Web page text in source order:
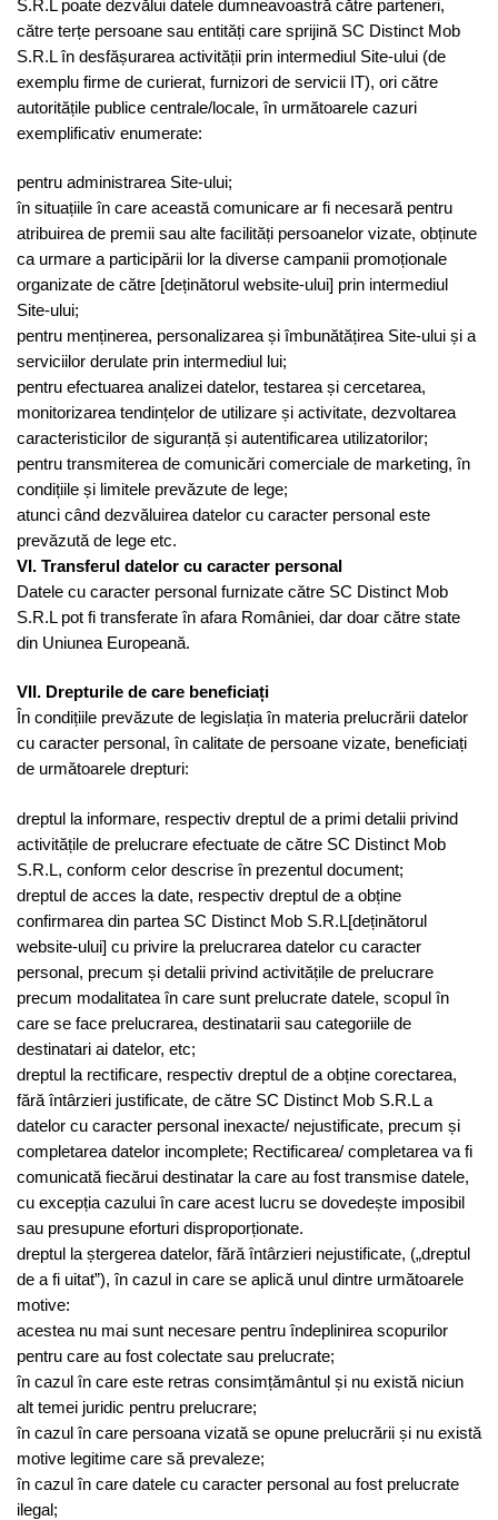
S.R.L poate dezvălui datele dumneavoastră către parteneri,
către terțe persoane sau entități care sprijină SC Distinct Mob
S.R.L în desfășurarea activității prin intermediul Site-ului (de
exemplu firme de curierat, furnizori de servicii IT), ori către
autoritățile publice centrale/locale, în următoarele cazuri
exemplificativ enumerate:
pentru administrarea Site-ului;
în situațiile în care această comunicare ar fi necesară pentru
atribuirea de premii sau alte facilități persoanelor vizate, obținute
ca urmare a participării lor la diverse campanii promoționale
organizate de către [deținătorul website-ului] prin intermediul
Site-ului;
pentru menținerea, personalizarea și îmbunătățirea Site-ului și a
serviciilor derulate prin intermediul lui;
pentru efectuarea analizei datelor, testarea și cercetarea,
monitorizarea tendințelor de utilizare și activitate, dezvoltarea
caracteristicilor de siguranță și autentificarea utilizatorilor;
pentru transmiterea de comunicări comerciale de marketing, în
condițiile și limitele prevăzute de lege;
atunci când dezvăluirea datelor cu caracter personal este
prevăzută de lege etc.
VI. Transferul datelor cu caracter personal
Datele cu caracter personal furnizate către SC Distinct Mob
S.R.L pot fi transferate în afara României, dar doar către state
din Uniunea Europeană.
VII. Drepturile de care beneficiați
În condițiile prevăzute de legislația în materia prelucrării datelor
cu caracter personal, în calitate de persoane vizate, beneficiați
de următoarele drepturi:
dreptul la informare, respectiv dreptul de a primi detalii privind
activitățile de prelucrare efectuate de către SC Distinct Mob
S.R.L, conform celor descrise în prezentul document;
dreptul de acces la date, respectiv dreptul de a obține
confirmarea din partea SC Distinct Mob S.R.L[deținătorul
website-ului] cu privire la prelucrarea datelor cu caracter
personal, precum și detalii privind activitățile de prelucrare
precum modalitatea în care sunt prelucrate datele, scopul în
care se face prelucrarea, destinatarii sau categoriile de
destinatari ai datelor, etc;
dreptul la rectificare, respectiv dreptul de a obține corectarea,
fără întârzieri justificate, de către SC Distinct Mob S.R.L a
datelor cu caracter personal inexacte/ nejustificate, precum și
completarea datelor incomplete; Rectificarea/ completarea va fi
comunicată fiecărui destinatar la care au fost transmise datele,
cu excepția cazului în care acest lucru se dovedește imposibil
sau presupune eforturi disproporționate.
dreptul la ștergerea datelor, fără întârzieri nejustificate, („dreptul
de a fi uitat”), în cazul in care se aplică unul dintre următoarele
motive:
acestea nu mai sunt necesare pentru îndeplinirea scopurilor
pentru care au fost colectate sau prelucrate;
în cazul în care este retras consimțământul și nu există niciun
alt temei juridic pentru prelucrare;
în cazul în care persoana vizată se opune prelucrării și nu există
motive legitime care să prevaleze;
în cazul în care datele cu caracter personal au fost prelucrate
ilegal;